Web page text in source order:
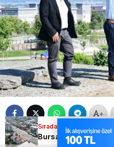
Sıradaki Haber
+